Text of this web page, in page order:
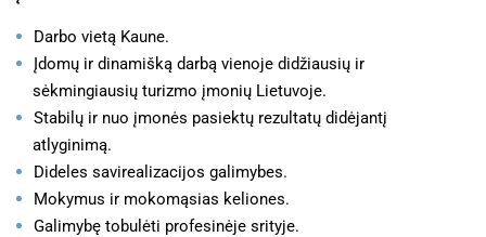
Darbo vietą Kaune.
Įdomų ir dinamišką darbą vienoje didžiausių ir
sėkmingiausių turizmo įmonių Lietuvoje.
Stabilų ir nuo įmonės pasiektų rezultatų didėjantį
atlyginimą.
Dideles savirealizacijos galimybes.
Mokymus ir mokomąsias keliones.
Galimybę tobulėti profesinėje srityje.